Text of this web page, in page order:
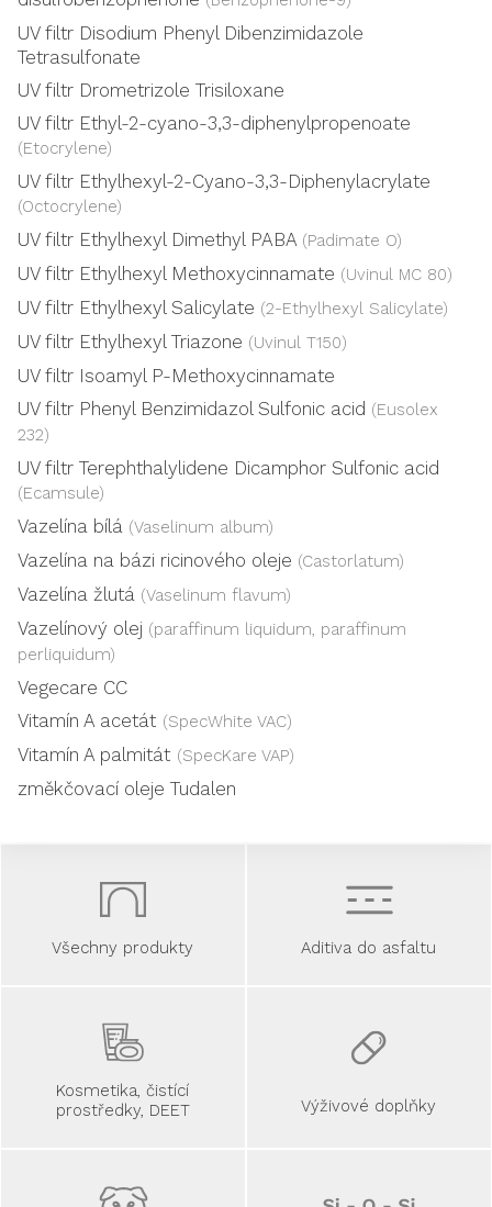
UV filtr Disodium Phenyl Dibenzimidazole
Tetrasulfonate
UV filtr Drometrizole Trisiloxane
UV filtr Ethyl-2-cyano-3,3-diphenylpropenoate
(Etocrylene)
UV filtr Ethylhexyl-2-Cyano-3,3-Diphenylacrylate
(Octocrylene)
UV filtr Ethylhexyl Dimethyl PABA (Padimate O)
UV filtr Ethylhexyl Methoxycinnamate (Uvinul MC 80)
UV filtr Ethylhexyl Salicylate (2-Ethylhexyl Salicylate)
UV filtr Ethylhexyl Triazone (Uvinul T150)
UV filtr Isoamyl P-Methoxycinnamate
UV filtr Phenyl Benzimidazol Sulfonic acid (Eusolex
232)
UV filtr Terephthalylidene Dicamphor Sulfonic acid
(Ecamsule)
Vazelína bílá (Vaselinum album)
Vazelína na bázi ricinového oleje (Castorlatum)
Vazelína žlutá (Vaselinum flavum)
Vazelínový olej (paraffinum liquidum, paraffinum
perliquidum)
Vegecare CC
Vitamín A acetát (SpecWhite VAC)
Vitamín A palmitát (SpecKare VAP)
změkčovací oleje Tudalen
Všechny produkty Aditiva do asfaltu
Kosmetika, čistící
prostředky, DEET
Výživové doplňky